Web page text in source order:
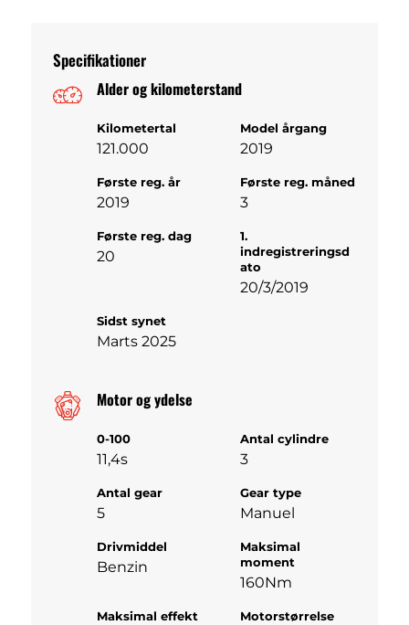
Specifikationer
Alder og kilometerstand
Kilometertal
121.000
Model årgang
2019
Første reg. år
2019
Første reg. måned
3
Første reg. dag
20
1.
indregistreringsd
ato
20/3/2019
Sidst synet
Marts 2025
Motor og ydelse
0-100
11,4s
Antal cylindre
3
Antal gear
5
Gear type
Manuel
Drivmiddel
Benzin
Maksimal
moment
160Nm
Maksimal effekt Motorstørrelse